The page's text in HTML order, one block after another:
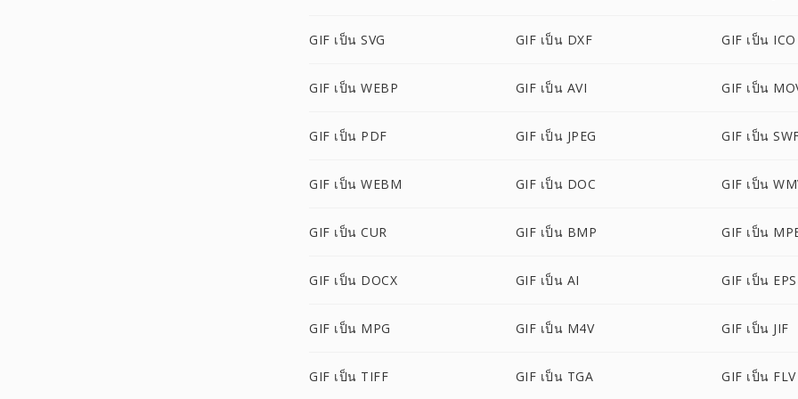
GIF เป็น SVG GIF เป็น DXF GIF เป็น ICO
GIF เป็น WEBP GIF เป็น AVI GIF เป็น
GIF เป็น PDF GIF เป็น JPEG GIF เป็น
GIF เป็น WEBM GIF เป็น DOC GIF เป็น
GIF เป็น CUR GIF เป็น BMP GIF เป็น
GIF เป็น DOCX GIF เป็น AI GIF เป็น EPS
GIF เป็น MPG GIF เป็น M4V GIF เป็น JIF
GIF เป็น TIFF GIF เป็น TGA GIF เป็น FLV